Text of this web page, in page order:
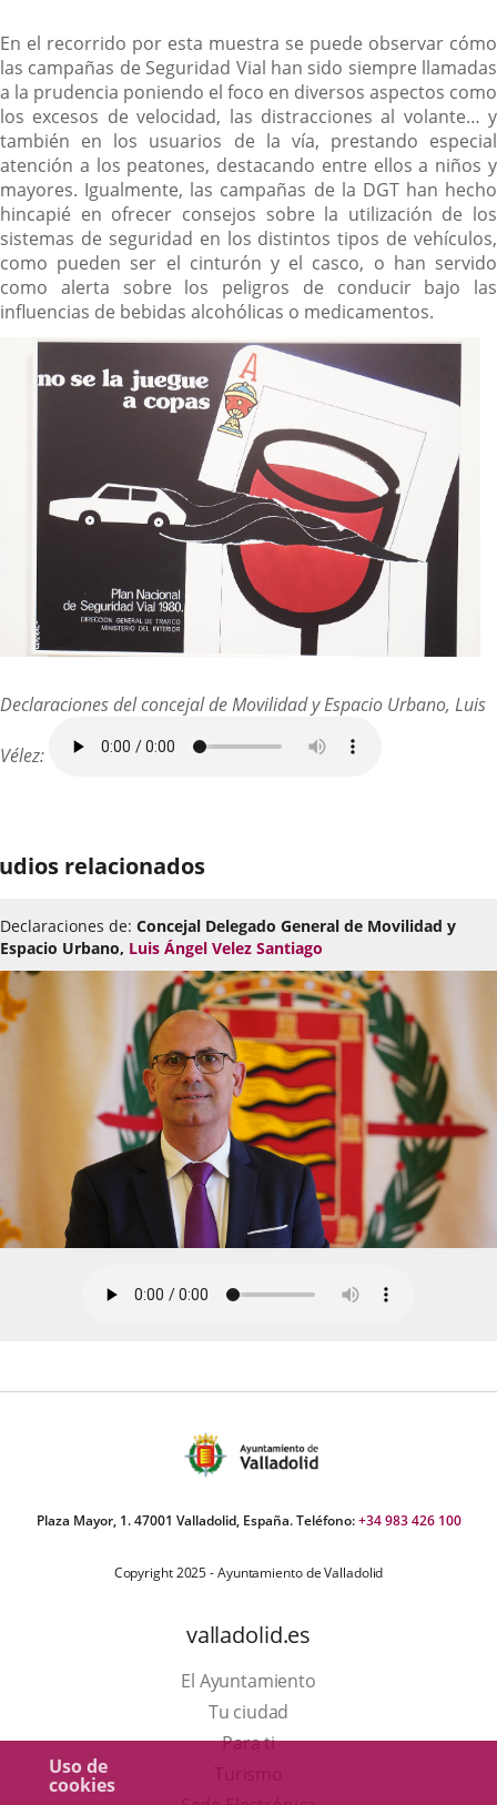
Uso de
cookies
En el recorrido por esta muestra se puede observar cómo
las campañas de Seguridad Vial han sido siempre llamadas
a la prudencia poniendo el foco en diversos aspectos como
los excesos de velocidad, las distracciones al volante… y
también en los usuarios de la vía, prestando especial
atención a los peatones, destacando entre ellos a niños y
mayores. Igualmente, las campañas de la DGT han hecho
hincapié en ofrecer consejos sobre la utilización de los
sistemas de seguridad en los distintos tipos de vehículos,
como pueden ser el cinturón y el casco, o han servido
como alerta sobre los peligros de conducir bajo las
influencias de bebidas alcohólicas o medicamentos.
Declaraciones del concejal de Movilidad y Espacio Urbano, Luis
Vélez:
relacionados
Declaraciones de: Concejal Delegado General de Movilidad y
Espacio Urbano, Luis Ángel Velez Santiago
Plaza Mayor, 1. 47001 Valladolid, España. Teléfono:+34 983 426 100
Copyright 2025 - Ayuntamiento de Valladolid
valladolid.es
El Ayuntamiento
Tu ciudad
Para ti